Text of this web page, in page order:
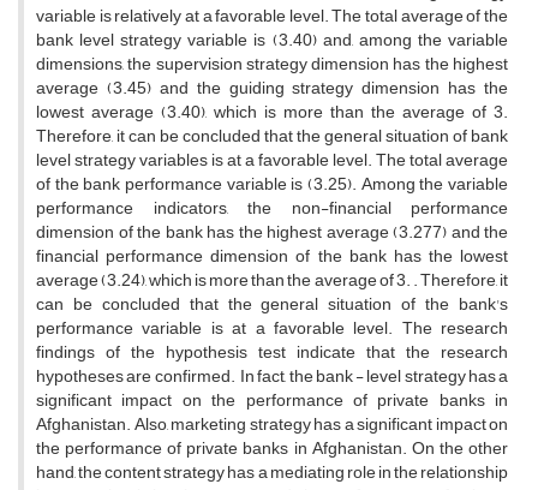
variable is relatively at a favorable level. The total average of the
bank level strategy variable is (3.40) and, among the variable
dimensions, the supervision strategy dimension has the highest
average (3.45) and the guiding strategy dimension has the
lowest average (3.40), which is more than the average of 3.
Therefore, it can be concluded that the general situation of bank
level strategy variables is at a favorable level. The total average
of the bank performance variable is (3.25). Among the variable
performance indicators, the non-financial performance
dimension of the bank has the highest average (3.277) and the
financial performance dimension of the bank has the lowest
average (3.24), which is more than the average of 3. . Therefore, it
can be concluded that the general situation of the bank's
performance variable is at a favorable level. The research
findings of the hypothesis test indicate that the research
hypotheses are confirmed. In fact, the bank - level strategy has a
significant impact on the performance of private banks in
Afghanistan. Also, marketing strategy has a significant impact on
the performance of private banks in Afghanistan. On the other
hand, the content strategy has a mediating role in the relationship